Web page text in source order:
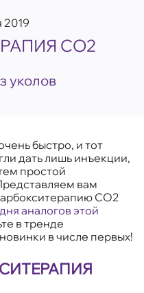
2019
СО2
уколов
быстро, и тот
дать лишь инъекции,
простой
вам
CO2
аналогов этой
в тренде
в числе первых!